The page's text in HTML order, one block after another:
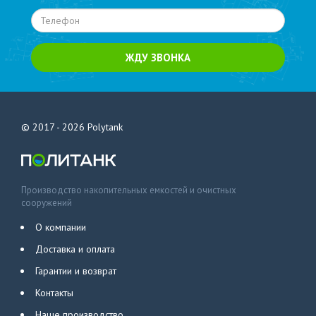
ЖДУ ЗВОНКА
© 2017 - 2026 Polytank
Производство накопительных емкостей и очистных
сооружений
О компании
Доставка и оплата
Гарантии и возврат
Контакты